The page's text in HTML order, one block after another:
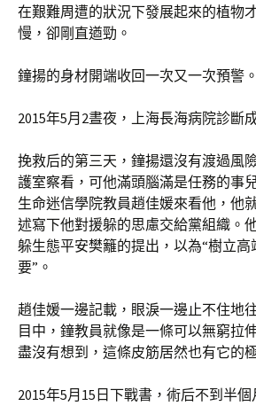
在艱難周遭的狀況下發展起來的植物
慢，卻剛直遒勁。
鐘揚的身材開端收回一次又一次預警。
2015年5月2晝夜，上海長海病院診斷
挽救后的第三天，鐘揚還沒有渡過風
護室察看，可他滿頭腦滿是任務的事
生命迷信學院教員趙佳媛來看他，他
述寫下他對援躲的思慮交給黨組織。
躲生態平安樊籬的提出，以為“樹立
要”。
趙佳媛一邊記載，眼淚一邊止不住地
目中，鐘教員就像是一條可以無窮拉
盡沒有想到，這條皮筋居然也有它的
2015年5月15日下戰書，術后不到半